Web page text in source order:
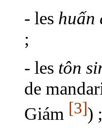
- les huấn
;
- les tôn
de
Giám [3]) ;